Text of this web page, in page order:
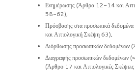
Ενημέρωσης (Άρθρα 12-14 και
58-62),
Πρόσβασης στα προσωπικά
και Αιτιολογική Σκέψη 63),
Διόρθωσης προσωπικών δεδομένων
Διαγραφής προσωπικών δεδομένων
(Άρθρο 17 και Αιτιολογικές